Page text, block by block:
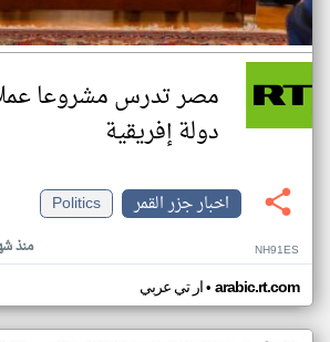
مصر تدرس مشروعا
دولة إفريقية
اخبار جزر القمر
Politics
منذ NH91ES
ار تي عربي• arabic.rt.com